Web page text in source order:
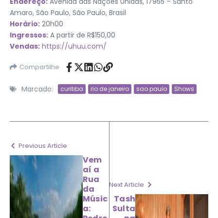
Amaro, São Paulo, São Paulo, Brasil
Horário: 20h00
Ingressos: A partir de R$150,00
Vendas: https://uhuu.com/
Compartilhe
Marcado: curitiba rio de janeiro sao paulo Shows
Previous Article
Vem
aí a
Rua
da
Músic
a:
Next Article
Tash
Sulta